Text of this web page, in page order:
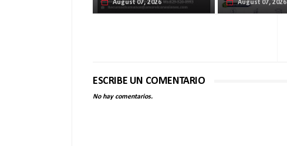
August 07, 2026 August 07, 2026
ESCRIBE UN COMENTARIO
No hay comentarios.